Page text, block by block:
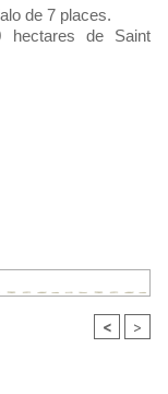
de 7 places.
hectares de Saint
< >